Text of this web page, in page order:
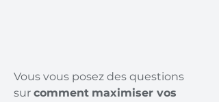
Vous vous posez des questions
sur comment maximiser vos